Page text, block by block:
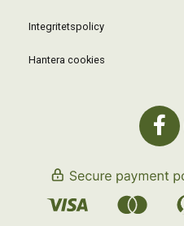
Integritetspolicy
Hantera cookies